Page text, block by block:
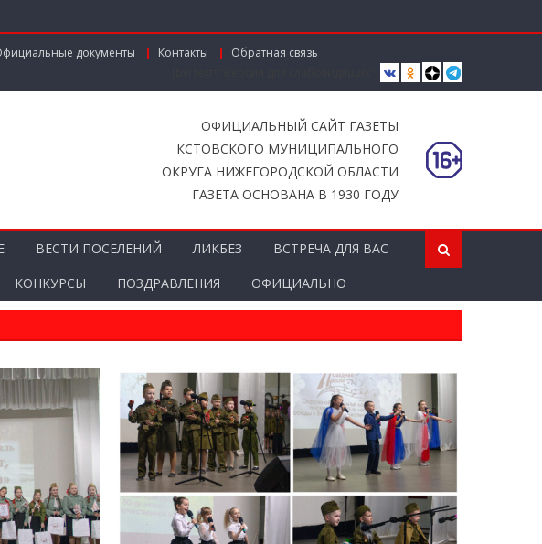
мусора с грузовиков начали тестировать в
документы Контакты
Обратная связь
ОФИЦИАЛЬНЫЙ САЙТ ГАЗЕТЫ
КСТОВСКОГО МУНИЦИПАЛЬНОГО
ОКРУГА НИЖЕГОРОДСКОЙ ОБЛАСТИ
ГАЗЕТА ОСНОВАНА В 1930 ГОДУ
ВЕСТИ ПОСЕЛЕНИЙ ЛИКБЕЗ
ВСТРЕЧА ДЛЯ ВАС
КОНКУРСЫ ПОЗДРАВЛЕНИЯ ОФИЦИАЛЬНО